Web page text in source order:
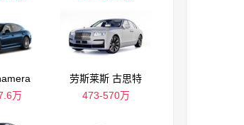
万
劳斯莱斯 古思特
473-570万